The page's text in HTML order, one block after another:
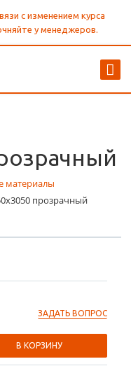
с изменением курса
у менеджеров.
материалы
прозрачный
ЗАДАТЬ ВОПРОС
В КОРЗИНУ